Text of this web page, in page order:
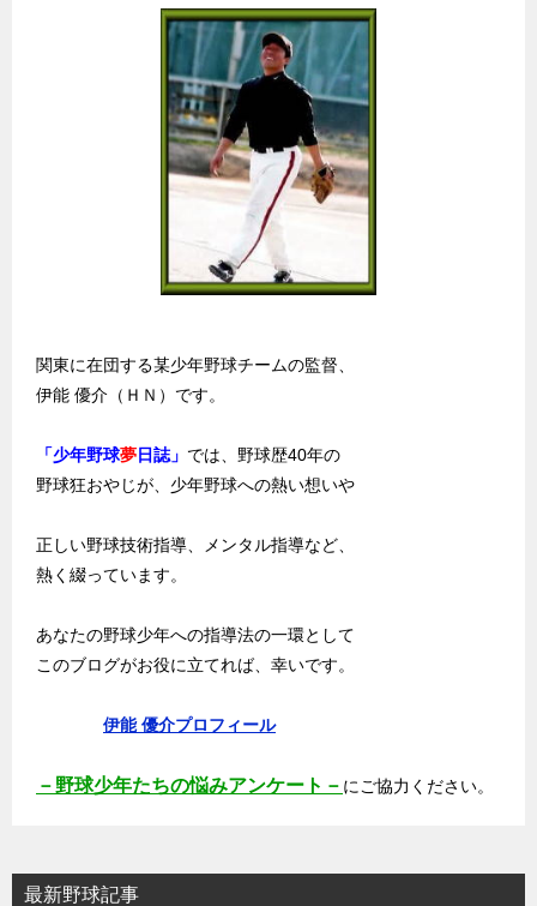
関東に在団する某少年野球チームの監督、
伊能 優介（ＨＮ）です。
「少年野球夢日誌」 では、野球歴40年の
野球狂おやじが、少年野球への熱い想いや
正しい野球技術指導、メンタル指導など、
熱く綴っています。
あなたの野球少年への指導法の一環として
このブログがお役に立てれば、幸いです。
伊能 優介プロフィール
－野球少年たちの悩みアンケート－ にご協力ください。
最新野球記事